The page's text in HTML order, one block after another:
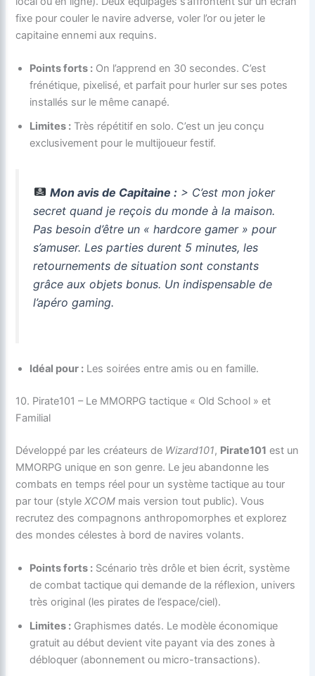
fixe pour couler le navire adverse, voler l’or ou jeter le
capitaine ennemi aux requins.
Points forts : On l’apprend en 30 secondes. C’est
frénétique, pixelisé, et parfait pour hurler sur ses potes
installés sur le même canapé.
Limites : Très répétitif en solo. C’est un jeu conçu
exclusivement pour le multijoueur festif.
Mon avis de Capitaine :> C’est mon joker
secret quand je reçois du monde à la maison.
Pas besoin d’être un « hardcore gamer » pour
s’amuser. Les parties durent 5 minutes, les
retournements de situation sont constants
grâce aux objets bonus. Un indispensable de
l’apéro gaming.
Idéal pour : Les soirées entre amis ou en famille.
10. Pirate101 – Le MMORPG tactique « Old School » et
Familial
Développé par les créateurs de Wizard101, Pirate101 est un
MMORPG unique en son genre. Le jeu abandonne les
combats en temps réel pour un système tactique au tour
par tour (styleXCOM mais version tout public). Vous
recrutez des compagnons anthropomorphes et explorez
des mondes célestes à bord de navires volants.
Points forts : Scénario très drôle et bien écrit, système
de combat tactique qui demande de la réflexion, univers
très original (les pirates de l’espace/ciel).
Limites : Graphismes datés. Le modèle économique
gratuit au début devient vite payant via des zones à
débloquer (abonnement ou micro-transactions).